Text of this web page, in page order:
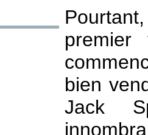
bien
Jack